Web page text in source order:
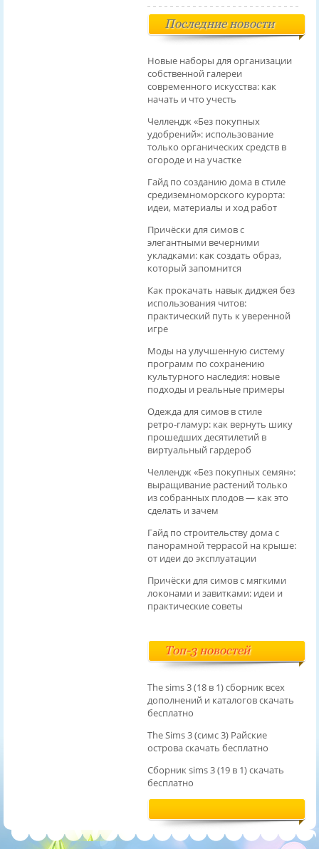
Последние новости
Новые наборы для организации
собственной галереи
современного искусства: как
начать и что учесть
Челлендж «Без покупных
удобрений»: использование
только органических средств в
огороде и на участке
Гайд по созданию дома в стиле
средиземноморского курорта:
идеи, материалы и ход работ
Причёски для симов с
элегантными вечерними
укладками: как создать образ,
который запомнится
Как прокачать навык диджея без
использования читов:
практический путь к уверенной
игре
Моды на улучшенную систему
программ по сохранению
культурного наследия: новые
подходы и реальные примеры
Одежда для симов в стиле
ретро‑гламур: как вернуть шику
прошедших десятилетий в
виртуальный гардероб
Челлендж «Без покупных семян»:
выращивание растений только
из собранных плодов — как это
сделать и зачем
Гайд по строительству дома с
панорамной террасой на крыше:
от идеи до эксплуатации
Причёски для симов с мягкими
локонами и завитками: идеи и
практические советы
Топ-3 новостей
The sims 3 (18 в 1) сборник всех
дополнений и каталогов скачать
бесплатно
The Sims 3 (симс 3) Райские
острова скачать бесплатно
Сборник sims 3 (19 в 1) скачать
бесплатно